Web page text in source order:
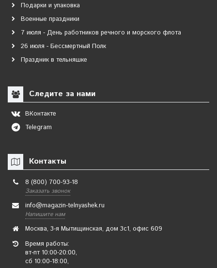
Подарки и упаковка
Военные праздники
7 июля - День работников речного и морского флота
26 июля - Бессмертный Полк
Праздник в тельняшке
Следите за нами
ВКонтакте
Telegram
Контакты
8 (800) 700-93-18
Заказать звонок
info@magazin-telnyashek.ru
Напишите нам
Москва, 3-я Мытищинская, дом 3с1, офис 609
Время работы:
вт-пт 10:00-20:00,
сб 10:00-18:00,